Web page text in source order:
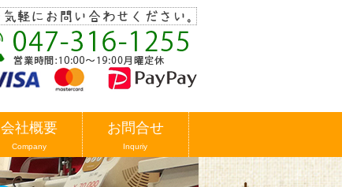
会社概要
Company
お問合せ
Inquriy